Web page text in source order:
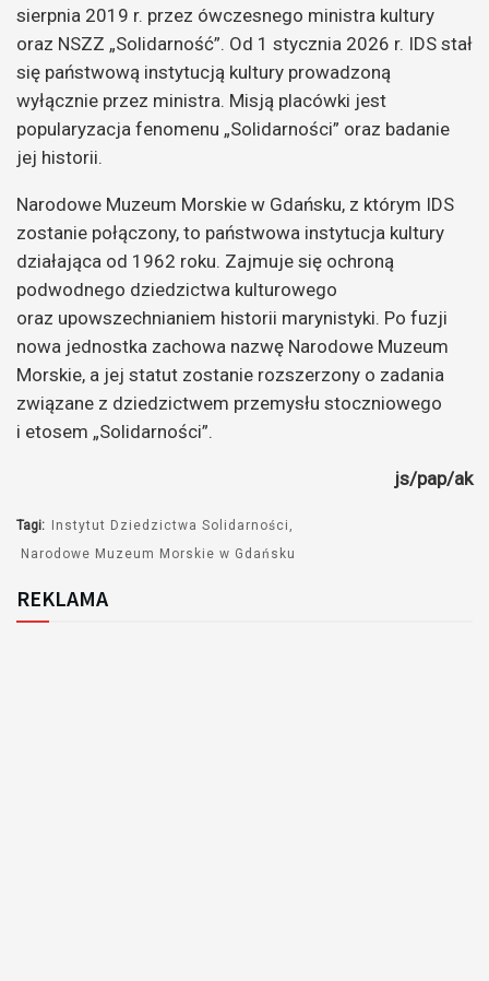
sierpnia 2019 r. przez ówczesnego ministra kultury
oraz NSZZ „Solidarność”. Od 1 stycznia 2026 r. IDS stał
się państwową instytucją kultury prowadzoną
wyłącznie przez ministra. Misją placówki jest
popularyzacja fenomenu „Solidarności” oraz badanie
jej historii.
Narodowe Muzeum Morskie w Gdańsku, z którym IDS
zostanie połączony, to państwowa instytucja kultury
działająca od 1962 roku. Zajmuje się ochroną
podwodnego dziedzictwa kulturowego
oraz upowszechnianiem historii marynistyki. Po fuzji
nowa jednostka zachowa nazwę Narodowe Muzeum
Morskie, a jej statut zostanie rozszerzony o zadania
związane z dziedzictwem przemysłu stoczniowego
i etosem „Solidarności”.
js/pap/ak
Tagi:
Instytut Dziedzictwa Solidarności
Narodowe Muzeum Morskie w Gdańsku
REKLAMA